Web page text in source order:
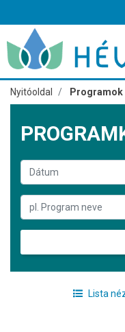
Nyitóoldal Programok
Lista